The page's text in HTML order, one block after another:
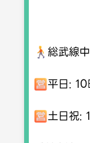
総武線
平日:
土日祝: